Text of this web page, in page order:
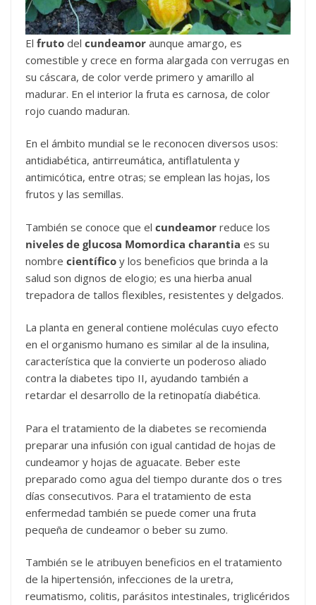
El fruto del cundeamor aunque amargo, es
comestible y crece en forma alargada con verrugas en
su cáscara, de color verde primero y amarillo al
madurar. En el interior la fruta es carnosa, de color
rojo cuando maduran.
En el ámbito mundial se le reconocen diversos usos:
antidiabética, antirreumática, antiflatulenta y
antimicótica, entre otras; se emplean las hojas, los
frutos y las semillas.
También se conoce que el cundeamor reduce los
niveles de glucosa Momordica charantia es su
nombre científico y los beneficios que brinda a la
salud son dignos de elogio; es una hierba anual
trepadora de tallos flexibles, resistentes y delgados.
La planta en general contiene moléculas cuyo efecto
en el organismo humano es similar al de la insulina,
característica que la convierte un poderoso aliado
contra la diabetes tipo II, ayudando también a
retardar el desarrollo de la retinopatía diabética.
Para el tratamiento de la diabetes se recomienda
preparar una infusión con igual cantidad de hojas de
cundeamor y hojas de aguacate. Beber este
preparado como agua del tiempo durante dos o tres
días consecutivos. Para el tratamiento de esta
enfermedad también se puede comer una fruta
pequeña de cundeamor o beber su zumo.
También se le atribuyen beneficios en el tratamiento
de la hipertensión, infecciones de la uretra,
reumatismo, colitis, parásitos intestinales, triglicéridos